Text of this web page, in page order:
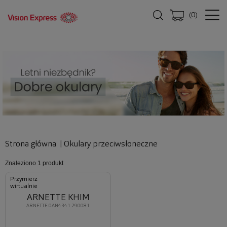
(0)
Strona główna Okulary przeciwsłoneczne
Znaleziono 1 produkt
Przymierz
wirtualnie
ARNETTE 0AN4341 290081
ARNETTE KHIM